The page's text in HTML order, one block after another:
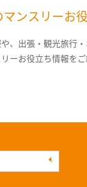
マンスリーお
、出張・観光旅行
ーお役立ち情報をご